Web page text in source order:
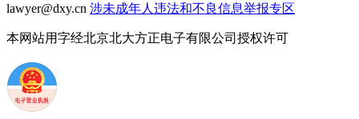
lawyer@dxy.cn 涉未成年人违法和不良信息举报专区
本网站用字经北京北大方正电子有限公司授权许可